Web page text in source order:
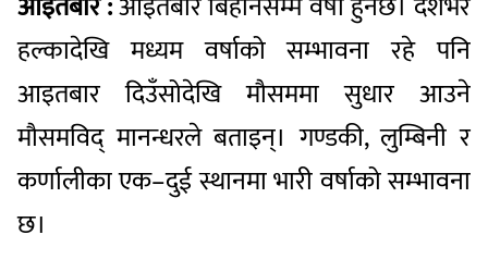
हल्कादेखि मध्यम वर्षाको सम्भावना रहे पनि
आइतबार दिउँसोदेखि मौसममा सुधार आउने
मौसमविद् मानन्धरले बताइन्। गण्डकी, लुम्बिनी र
कर्णालीका एक–दुई स्थानमा भारी वर्षाको सम्भावना
छ।